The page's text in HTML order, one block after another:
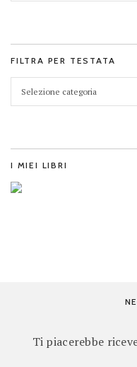
FILTRA PER TESTATA
I MIEI LIBRI
Ti piacerebbe